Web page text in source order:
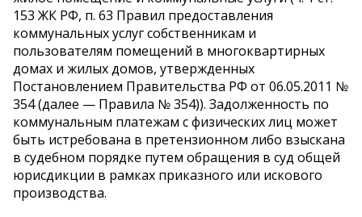
153 ЖК РФ, п. 63 Правил предоставления
коммунальных услуг собственникам и
пользователям помещений в многоквартирных
домах и жилых домов, утвержденных
Постановлением Правительства РФ от 06.05.2011 №
354 (далее — Правила № 354)). Задолженность по
коммунальным платежам с физических лиц может
быть истребована в претензионном либо взыскана
в судебном порядке путем обращения в суд общей
юрисдикции в рамках приказного или искового
производства.